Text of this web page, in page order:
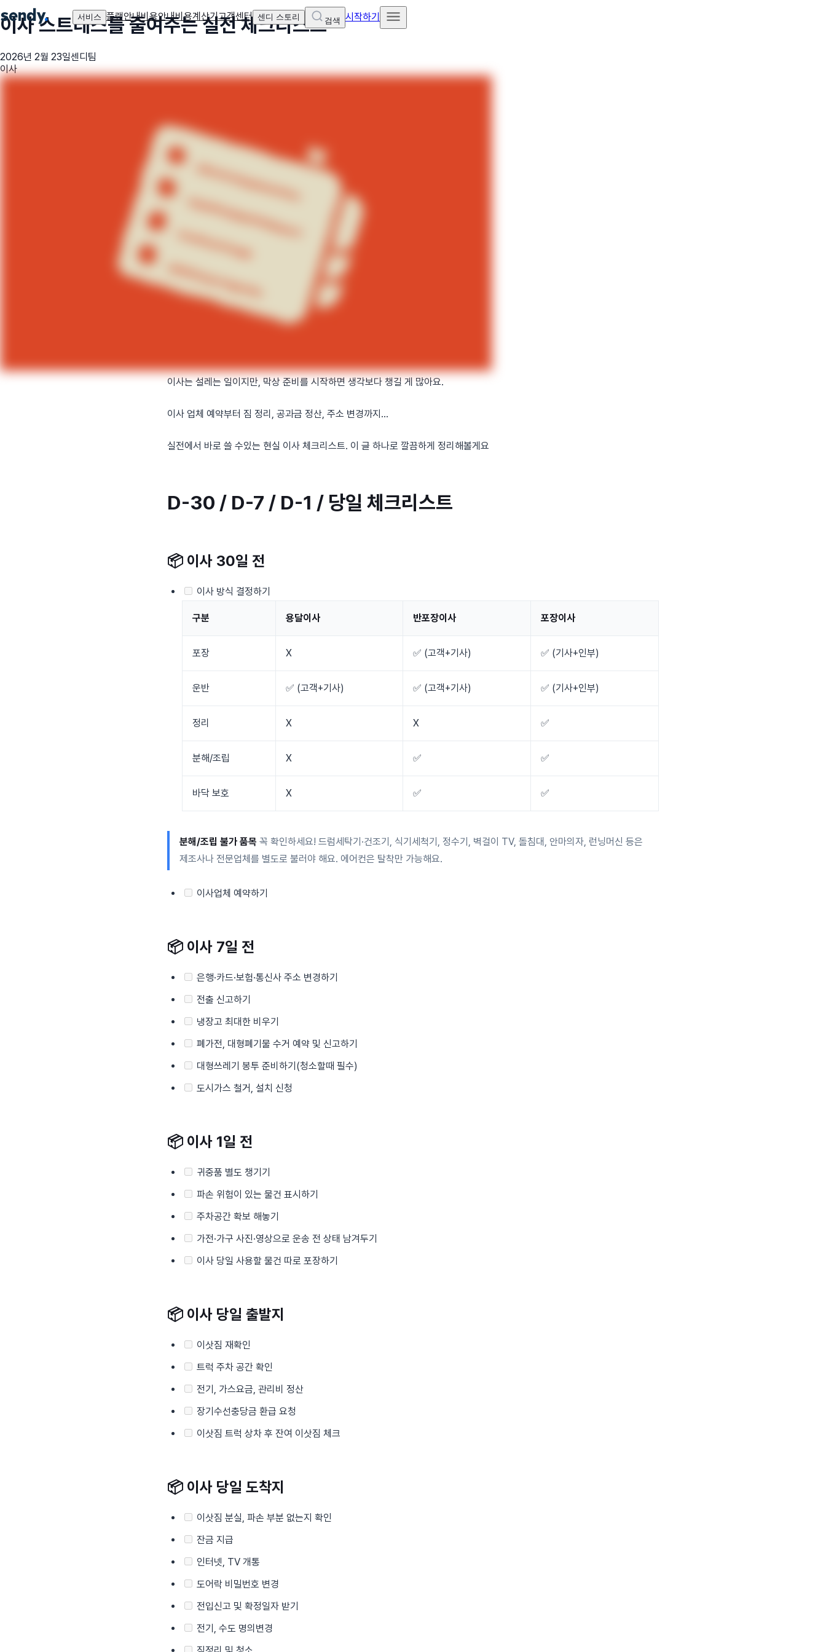
서비스 플랜안내비용안내비용계산기고객센터 센디 스토리 검색 시작하기
이사 스트레스를 줄여주는 실전 체크리스트
2026년 2월 23일센디팀
이사
이사는 설레는 일이지만, 막상 준비를 시작하면 생각보다 챙길 게 많아요.
이사 업체 예약부터 짐 정리, 공과금 정산, 주소 변경까지…
실전에서 바로 쓸 수있는 현실 이사 체크리스트. 이 글 하나로 깔끔하게 정리해볼게요
D-30 / D-7 / D-1 / 당일 체크리스트
📦 이사 30일 전
이사 방식 결정하기
구분 용달이사 반포장이사 포장이사
포장 X ✅ (고객+기사) ✅ (기사+인부)
운반 ✅ (고객+기사) ✅ (고객+기사) ✅ (기사+인부)
정리 X X ✅
분해/조립 X ✅ ✅
바닥 보호 X ✅ ✅
분해/조립 불가 품목 꼭 확인하세요! 드럼세탁기·건조기, 식기세척기, 정수기, 벽걸이 TV, 돌침대, 안마의자, 런닝머신 등은
제조사나 전문업체를 별도로 불러야 해요. 에어컨은 탈착만 가능해요.
이사업체 예약하기
📦 이사 7일 전
은행·카드·보험·통신사 주소 변경하기
전출 신고하기
냉장고 최대한 비우기
폐가전, 대형폐기물 수거 예약 및 신고하기
대형쓰레기 봉투 준비하기(청소할때 필수)
도시가스 철거, 설치 신청
📦 이사 1일 전
귀중품 별도 챙기기
파손 위험이 있는 물건 표시하기
주차공간 확보 해놓기
가전·가구 사진·영상으로 운송 전 상태 남겨두기
이사 당일 사용할 물건 따로 포장하기
📦 이사 당일 출발지
이삿짐 재확인
트럭 주차 공간 확인
전기, 가스요금, 관리비 정산
장기수선충당금 환급 요청
이삿짐 트럭 상차 후 잔여 이삿짐 체크
📦 이사 당일 도착지
이삿짐 분실, 파손 부분 없는지 확인
잔금 지급
인터넷, TV 개통
도어락 비밀번호 변경
전입신고 및 확정일자 받기
전기, 수도 명의변경